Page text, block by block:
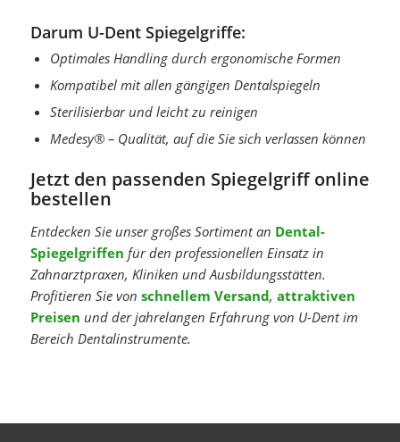
Darum U-Dent Spiegelgriffe:
Optimales Handling durch ergonomische Formen
Kompatibel mit allen gängigen Dentalspiegeln
Sterilisierbar und leicht zu reinigen
Medesy® – Qualität, auf die Sie sich verlassen können
Jetzt den passenden Spiegelgriff online
bestellen
Entdecken Sie unser großes Sortiment an Dental-
Spiegelgriffen für den professionellen Einsatz in
Zahnarztpraxen, Kliniken und Ausbildungsstätten.
Profitieren Sie von schnellem Versand, attraktiven
Preisen und der jahrelangen Erfahrung von U-Dent im
Bereich Dentalinstrumente.